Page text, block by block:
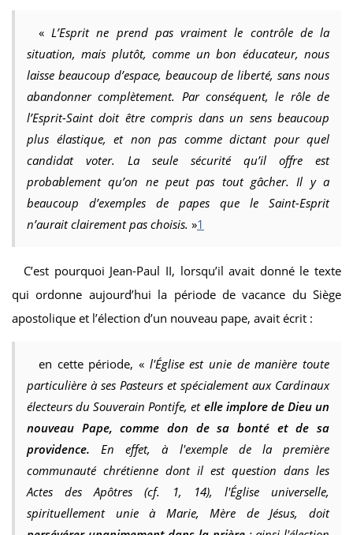
« L’Esprit ne prend pas vraiment le contrôle de la
situation, mais plutôt, comme un bon éducateur, nous
laisse beaucoup d’espace, beaucoup de liberté, sans nous
abandonner complètement. Par conséquent, le rôle de
l’Esprit-Saint doit être compris dans un sens beaucoup
plus élastique, et non pas comme dictant pour quel
candidat voter. La seule sécurité qu’il offre est
probablement qu’on ne peut pas tout gâcher. Il y a
beaucoup d’exemples de papes que le Saint-Esprit
n’aurait clairement pas choisis. »1
C’est pourquoi Jean-Paul II, lorsqu’il avait donné le texte
qui ordonne aujourd’hui la période de vacance du Siège
apostolique et l’élection d’un nouveau pape, avait écrit :
en cette période, « l'Église est unie de manière toute
particulière à ses Pasteurs et spécialement aux Cardinaux
électeurs du Souverain Pontife, et elle implore de Dieu un
nouveau Pape, comme don de sa bonté et de sa
providence. En effet, à l'exemple de la première
communauté chrétienne dont il est question dans les
Actes des Apôtres (cf. 1, 14), l'Église universelle,
spirituellement unie à Marie, Mère de Jésus, doit